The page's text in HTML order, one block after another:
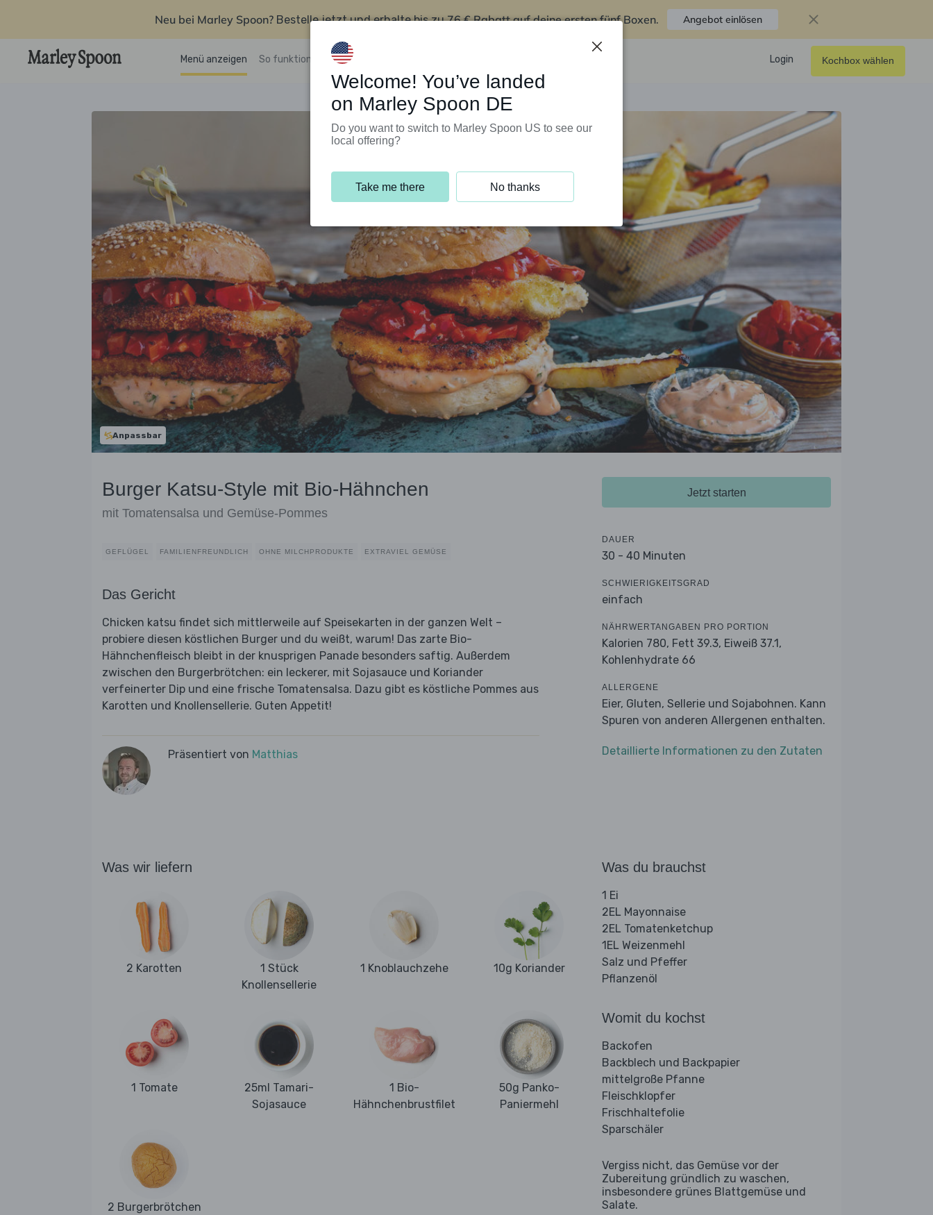
Neu bei Marley Spoon? Bestelle jetzt und erhalte bis zu76 € Rabatt auf deine ersten fünf Boxen. Angebot einlösen
Menü anzeigen So funktioniert’s Kundenservice Login Kochbox wählen
Anpassbar
Burger Katsu-Style mit Bio-Hähnchen
mit Tomatensalsa und Gemüse-Pommes
GEFLÜGEL FAMILIENFREUNDLICH OHNE MILCHPRODUKTE EXTRAVIEL GEMÜSE
Das Gericht
Chicken katsu findet sich mittlerweile auf Speisekarten in der ganzen Welt –
probiere diesen köstlichen Burger und du weißt, warum! Das zarte Bio-
Hähnchenfleisch bleibt in der knusprigen Panade besonders saftig. Außerdem
zwischen den Burgerbrötchen: ein leckerer, mit Sojasauce und Koriander
verfeinerter Dip und eine frische Tomatensalsa. Dazu gibt es köstliche Pommes aus
Karotten und Knollensellerie. Guten Appetit!
Präsentiert von Matthias
Jetzt starten
DAUER
30 - 40 Minuten
SCHWIERIGKEITSGRAD
einfach
NÄHRWERTANGABEN PRO PORTION
Kalorien 780, Fett 39.3, Eiweiß 37.1,
Kohlenhydrate 66
ALLERGENE
Eier, Gluten, Sellerie und Sojabohnen. Kann
Spuren von anderen Allergenen enthalten.
Detaillierte Informationen zu den Zutaten
Was wir liefern
2 Karotten
1 Stück
Knollensellerie
1 Knoblauchzehe 10g Koriander
1 Tomate
25ml Tamari-
Sojasauce
1 Bio-
Hähnchenbrustfilet
50g Panko-
Paniermehl
2 Burgerbrötchen
Was du brauchst
1 Ei
2EL Mayonnaise
2EL Tomatenketchup
1EL Weizenmehl
Salz und Pfeffer
Pflanzenöl
Womit du kochst
Backofen
Backblech und Backpapier
mittelgroße Pfanne
Fleischklopfer
Frischhaltefolie
Sparschäler
Vergiss nicht, das Gemüse vor der
Zubereitung gründlich zu waschen,
insbesondere grünes Blattgemüse und
Salate.
Welcome! You’ve landed
on Marley Spoon DE
Do you want to switch to Marley Spoon US to see our
local offering?
Take me there No thanks